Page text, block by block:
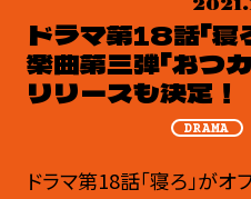
DRAMA
ドラマ第18話「寝
楽曲第三弾「おつ
リリースも決定！
ドラマ第18話「寝ろ」が